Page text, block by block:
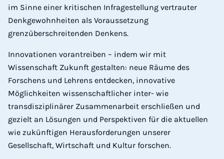
im Sinne einer kritischen Infragestellung vertrauter
Denkgewohnheiten als Voraussetzung
grenzüberschreitenden Denkens.
Innovationen vorantreiben – indem wir mit
Wissenschaft Zukunft gestalten: neue Räume des
Forschens und Lehrens entdecken, innovative
Möglichkeiten wissenschaftlicher inter- wie
transdisziplinärer Zusammenarbeit erschließen und
gezielt an Lösungen und Perspektiven für die aktuellen
wie zukünftigen Herausforderungen unserer
Gesellschaft, Wirtschaft und Kultur forschen.